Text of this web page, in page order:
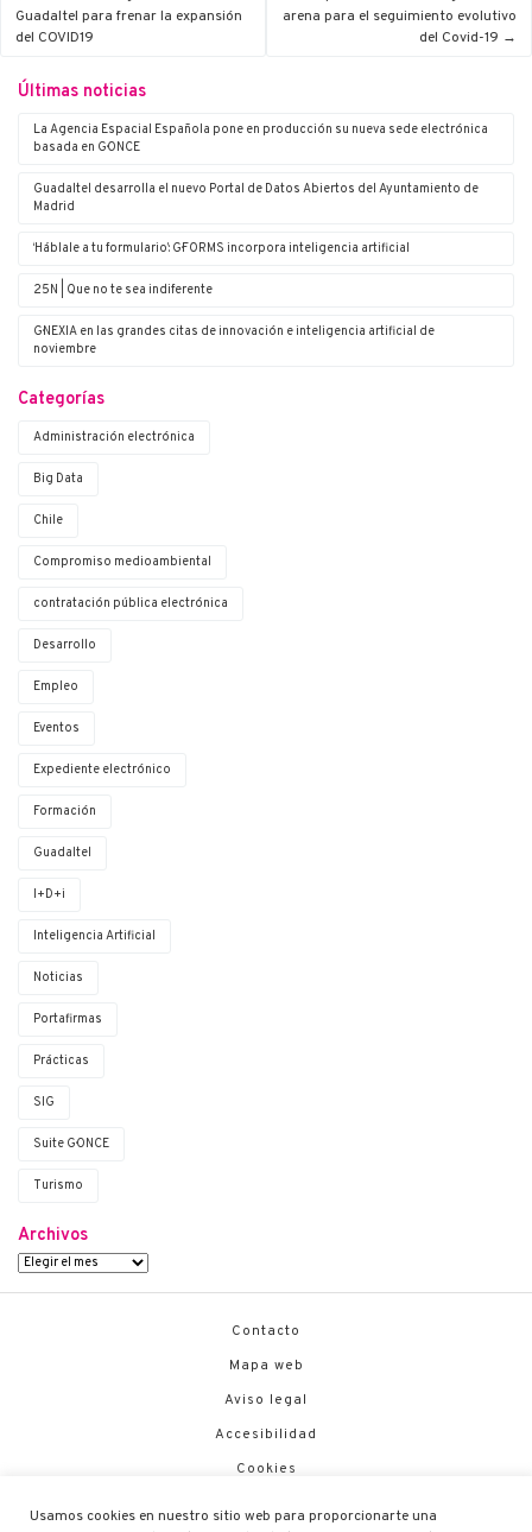
Guadaltel para frenar la expansión
del COVID19
arena para el seguimiento evolutivo
del Covid-19
Últimas noticias
La Agencia Espacial Española pone en producción su nueva sede electrónica
basada en G·ONCE
Guadaltel desarrolla el nuevo Portal de Datos Abiertos del Ayuntamiento de
Madrid
‘Háblale a tu formulario’: G·FORMS incorpora inteligencia artificial
25N | Que no te sea indiferente
G·NEXIA en las grandes citas de innovación e inteligencia artificial de
noviembre
Categorías
Administración electrónica
Big Data
Chile
Compromiso medioambiental
contratación pública electrónica
Desarrollo
Empleo
Eventos
Expediente electrónico
Formación
Guadaltel
I+D+i
Inteligencia Artificial
Noticias
Portafirmas
Prácticas
SIG
Suite G·ONCE
Turismo
Archivos
Contacto
Mapa web
Aviso legal
Accesibilidad
Cookies
Usamos cookies en nuestro sitio web para proporcionarte una